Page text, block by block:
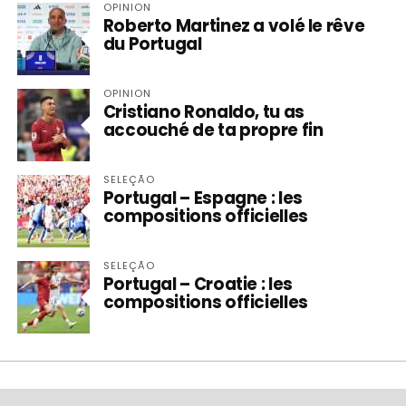
OPINION
Roberto Martinez a volé le rêve
du Portugal
OPINION
Cristiano Ronaldo, tu as
accouché de ta propre fin
SELEÇÃO
Portugal – Espagne : les
compositions officielles
SELEÇÃO
Portugal – Croatie : les
compositions officielles